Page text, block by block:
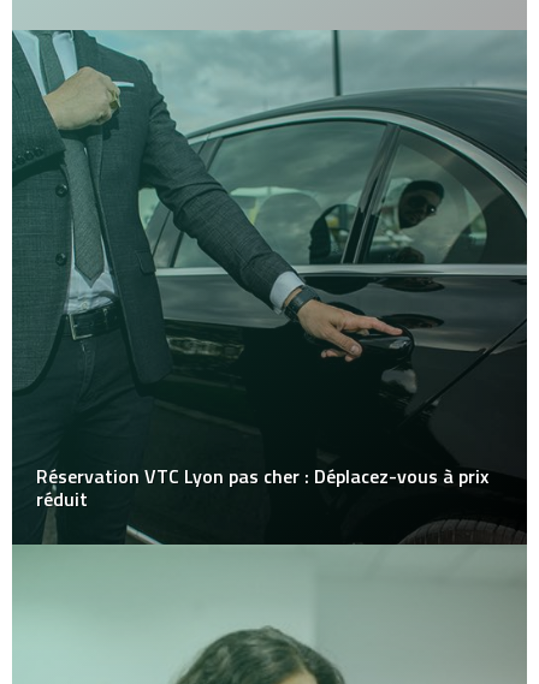
Réservation VTC Lyon pas cher : Déplacez-vous à prix
réduit